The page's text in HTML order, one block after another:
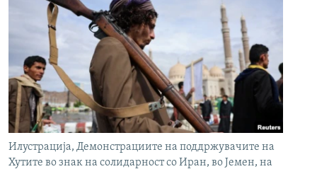
Илустрација, Демонстрациите на поддржувачите на
Хутите во знак на солидарност со Иран, во Јемен, на